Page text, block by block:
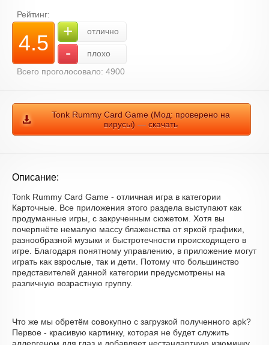
Рейтинг:
4.5 + отлично
-
плохо
Всего проголосовало: 4900
Tonk Rummy Card Game (Мод: проверено на
вирусы) — скачать
Описание:
Tonk Rummy Card Game - отличная игра в категории
Карточные. Все приложения этого раздела выступают как
продуманные игры, с закрученным сюжетом. Хотя вы
почерпнёте немалую массу блаженства от яркой графики,
разнообразной музыки и быстротечности происходящего в
игре. Благодаря понятному управлению, в приложение могут
играть как взрослые, так и дети. Потому что большинство
представителей данной категории предусмотрены на
различную возрастную группу.
Что же мы обретём совокупно с загрузкой полученного apk?
Первое - красивую картинку, которая не будет служить